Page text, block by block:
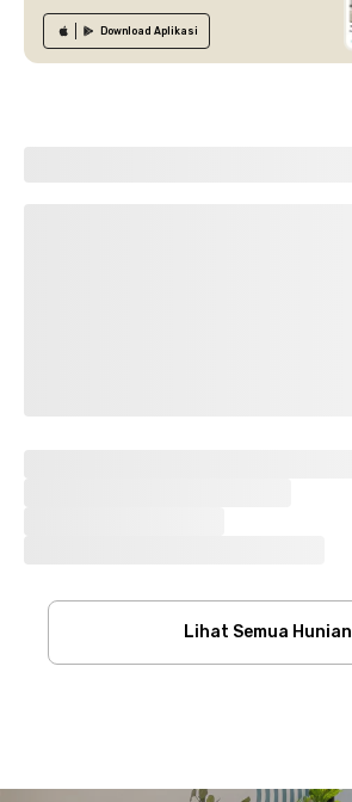
Download Aplikasi
Lihat Semua Hunian